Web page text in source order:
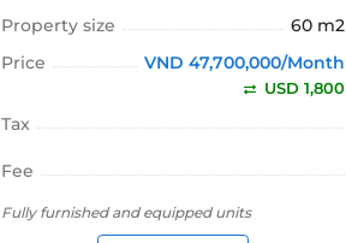
Property size
60 m2
Price
VND 47,700,000/Month
USD 1,800
Tax
Fee
Fully furnished and equipped units